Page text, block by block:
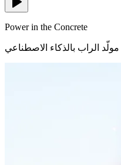
Power in the Concrete
الراب بالذكاء الاصطناعي